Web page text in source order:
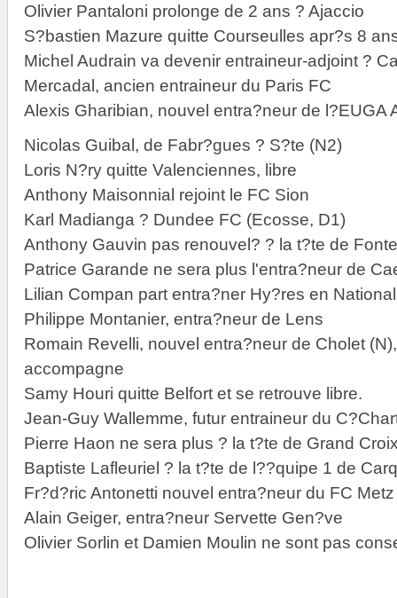
Olivier Pantaloni prolonge de 2 ans ? Ajaccio
S?bastien Mazure quitte Courseulles apr?s 8
Michel Audrain va devenir entraineur-adjoint ?
Mercadal, ancien entraineur du Paris FC
Alexis Gharibian, nouvel entra?neur de l?EUGA
Nicolas Guibal, de Fabr?gues ? S?te (N2)
Loris N?ry quitte Valenciennes, libre
Anthony Maisonnial rejoint le FC Sion
Karl Madianga ? Dundee FC (Ecosse, D1)
Anthony Gauvin pas renouvel? ? la t?te de
Patrice Garande ne sera plus l'entra?neur de
Lilian Compan part entra?ner Hy?res en
Philippe Montanier, entra?neur de Lens
Romain Revelli, nouvel entra?neur de Cholet
accompagne
Samy Houri quitte Belfort et se retrouve libre.
Jean-Guy Wallemme, futur entraineur du
Pierre Haon ne sera plus ? la t?te de Grand
Baptiste Lafleuriel ? la t?te de l??quipe 1 de
Fr?d?ric Antonetti nouvel entra?neur du FC Metz
Alain Geiger, entra?neur Servette Gen?ve
Olivier Sorlin et Damien Moulin ne sont pas